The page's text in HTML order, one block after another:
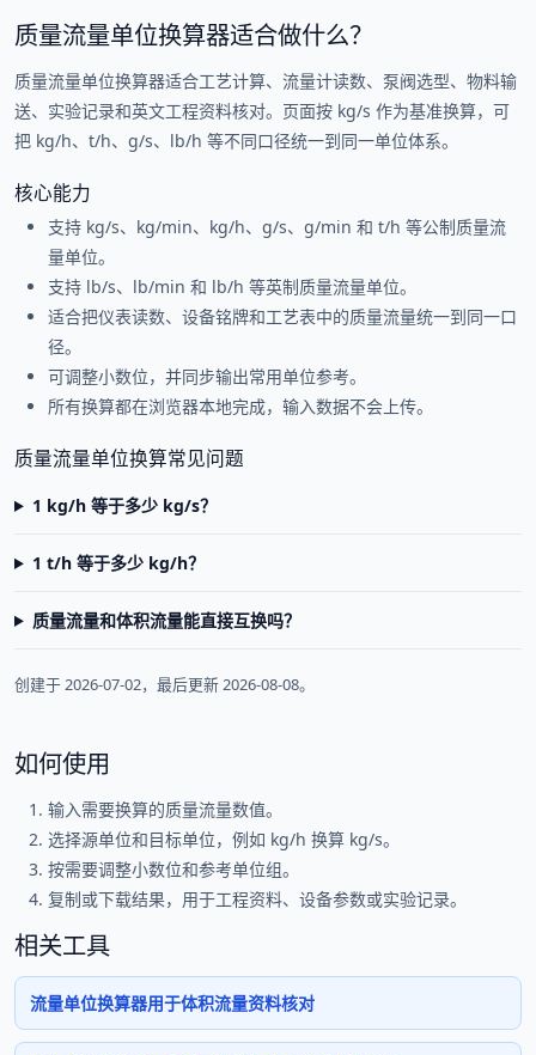
质量流量单位换算器适合做什么？
质量流量单位换算器适合工艺计算、流量计读数、泵阀选型、物料输
送、实验记录和英文工程资料核对。页面按 kg/s 作为基准换算，可
把 kg/h、t/h、g/s、lb/h 等不同口径统一到同一单位体系。
核心能力
支持 kg/s、kg/min、kg/h、g/s、g/min 和 t/h 等公制质量流
量单位。
支持 lb/s、lb/min 和 lb/h 等英制质量流量单位。
适合把仪表读数、设备铭牌和工艺表中的质量流量统一到同一口
径。
可调整小数位，并同步输出常用单位参考。
所有换算都在浏览器本地完成，输入数据不会上传。
质量流量单位换算常见问题
1 kg/h 等于多少 kg/s？
1 t/h 等于多少 kg/h？
质量流量和体积流量能直接互换吗？
创建于 2026-07-02，最后更新 2026-08-08。
如何使用
输入需要换算的质量流量数值。
选择源单位和目标单位，例如 kg/h 换算 kg/s。
按需要调整小数位和参考单位组。
复制或下载结果，用于工程资料、设备参数或实验记录。
相关工具
流量单位换算器用于体积流量资料核对